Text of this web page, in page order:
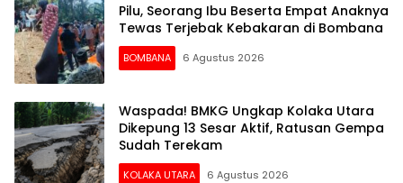
Pilu, Seorang Ibu Beserta Empat Anaknya
Tewas Terjebak Kebakaran di Bombana
BOMBANA 6 Agustus 2026
Waspada! BMKG Ungkap Kolaka Utara
Dikepung 13 Sesar Aktif, Ratusan Gempa
Sudah Terekam
KOLAKA UTARA 6 Agustus 2026